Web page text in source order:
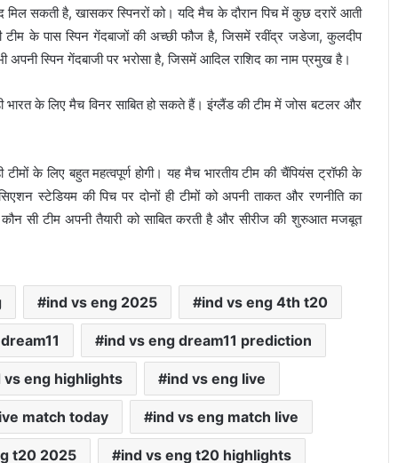
मिल सकती है, खासकर स्पिनरों को। यदि मैच के दौरान पिच में कुछ दरारें आती
टीम के पास स्पिन गेंदबाजों की अच्छी फौज है, जिसमें रवींद्र जडेजा, कुलदीप
स्पिन गेंदबाजी पर भरोसा है, जिसमें आदिल राशिद का नाम प्रमुख है।
भारत के लिए मैच विनर साबित हो सकते हैं। इंग्लैंड की टीम में जोस बटलर और
टीमों के लिए बहुत महत्वपूर्ण होगी। यह मैच भारतीय टीम की चैंपियंस ट्रॉफी के
स्टेडियम की पिच पर दोनों ही टीमों को अपनी ताकत और रणनीति का
सी टीम अपनी तैयारी को साबित करती है और सीरीज की शुरुआत मजबूत
ind vs eng 2025 ind vs eng 4th t20
ind vs eng dream11 prediction
vs eng highlights ind vs eng live
match today ind vs eng match live
t20 2025 ind vs eng t20 highlights